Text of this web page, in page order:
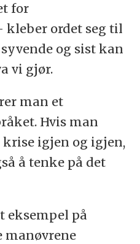
for
ordet seg til
og sist kan
vi gjør.
man et
Hvis man
igjen og igjen,
å tenke på det
eksempel på
manøvrene